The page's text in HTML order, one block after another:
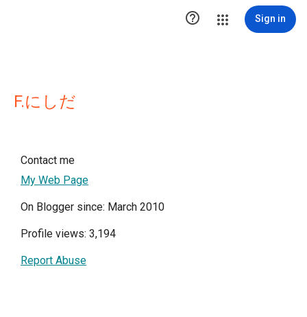
 Sign in
F.にしだ
Contact me
My Web Page
On Blogger since: March 2010
Profile views: 3,194
Report Abuse